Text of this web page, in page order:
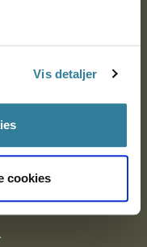
Vis detaljer
cookies